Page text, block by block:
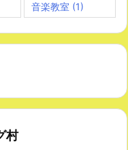
音楽教室 (1)
村